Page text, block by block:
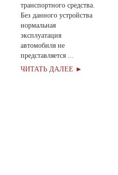
транспортного средства.
Без данного устройства
нормальная
эксплуатация
автомобиля не
представляется ...
ЧИТАТЬ ДАЛЕЕ ►